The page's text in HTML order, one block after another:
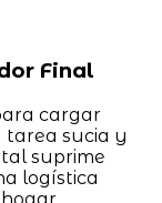
Final
cargar
tarea sucia y
suprime
logística